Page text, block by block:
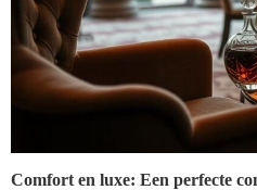
Comfort en luxe: Een perfecte